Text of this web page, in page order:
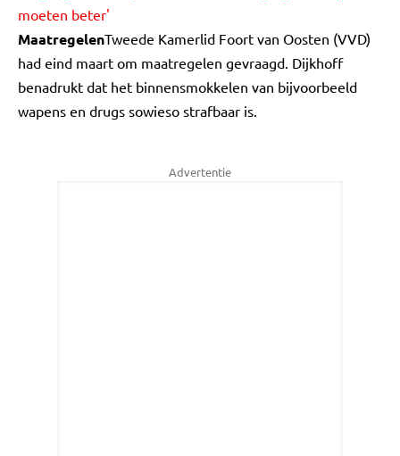
moeten beter'
MaatregelenTweede Kamerlid Foort van Oosten (VVD)
had eind maart om maatregelen gevraagd. Dijkhoff
benadrukt dat het binnensmokkelen van bijvoorbeeld
wapens en drugs sowieso strafbaar is.
Advertentie